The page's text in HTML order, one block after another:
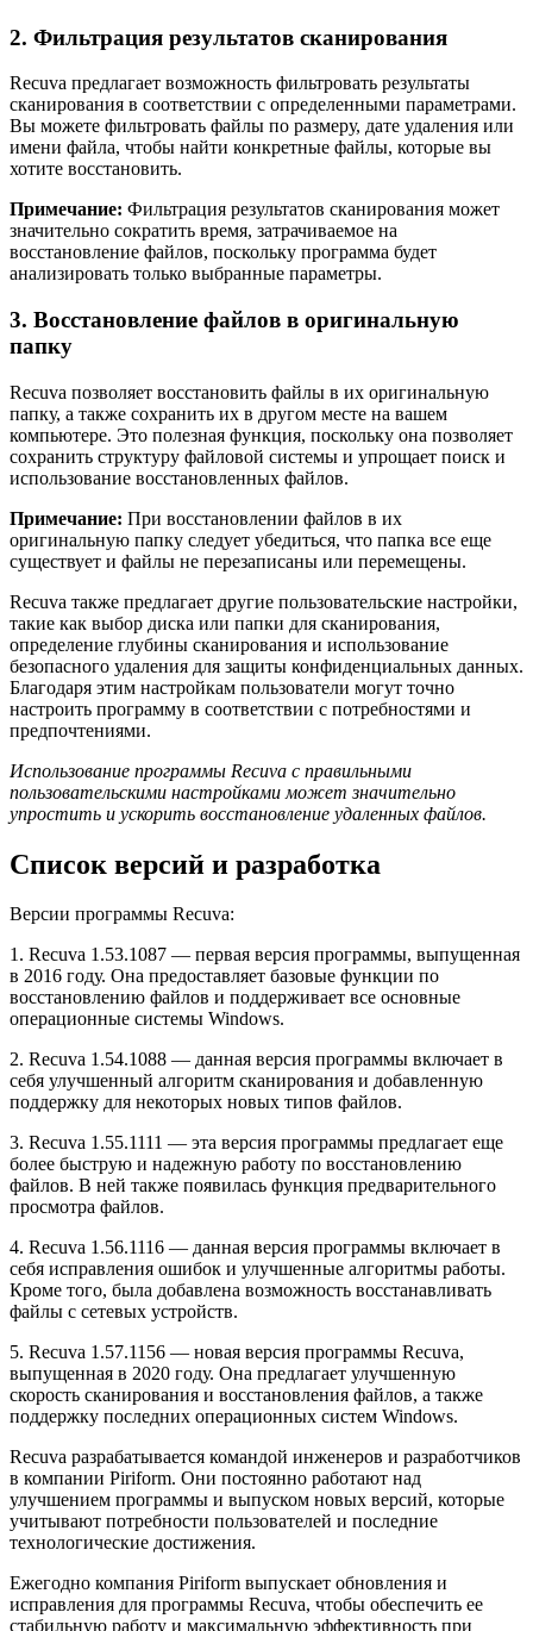
2. Фильтрация результатов сканирования
Recuva предлагает возможность фильтровать результаты
сканирования в соответствии с определенными параметрами.
Вы можете фильтровать файлы по размеру, дате удаления или
имени файла, чтобы найти конкретные файлы, которые вы
хотите восстановить.
Примечание: Фильтрация результатов сканирования может
значительно сократить время, затрачиваемое на
восстановление файлов, поскольку программа будет
анализировать только выбранные параметры.
3. Восстановление файлов в оригинальную
папку
Recuva позволяет восстановить файлы в их оригинальную
папку, а также сохранить их в другом месте на вашем
компьютере. Это полезная функция, поскольку она позволяет
сохранить структуру файловой системы и упрощает поиск и
использование восстановленных файлов.
Примечание: При восстановлении файлов в их
оригинальную папку следует убедиться, что папка все еще
существует и файлы не перезаписаны или перемещены.
Recuva также предлагает другие пользовательские настройки,
такие как выбор диска или папки для сканирования,
определение глубины сканирования и использование
безопасного удаления для защиты конфиденциальных данных.
Благодаря этим настройкам пользователи могут точно
настроить программу в соответствии с потребностями и
предпочтениями.
Использование программы Recuva с правильными
пользовательскими настройками может значительно
упростить и ускорить восстановление удаленных файлов.
Список версий и разработка
Версии программы Recuva:
1. Recuva 1.53.1087 — первая версия программы, выпущенная
в 2016 году. Она предоставляет базовые функции по
восстановлению файлов и поддерживает все основные
операционные системы Windows.
2. Recuva 1.54.1088 — данная версия программы включает в
себя улучшенный алгоритм сканирования и добавленную
поддержку для некоторых новых типов файлов.
3. Recuva 1.55.1111 — эта версия программы предлагает еще
более быструю и надежную работу по восстановлению
файлов. В ней также появилась функция предварительного
просмотра файлов.
4. Recuva 1.56.1116 — данная версия программы включает в
себя исправления ошибок и улучшенные алгоритмы работы.
Кроме того, была добавлена возможность восстанавливать
файлы с сетевых устройств.
5. Recuva 1.57.1156 — новая версия программы Recuva,
выпущенная в 2020 году. Она предлагает улучшенную
скорость сканирования и восстановления файлов, а также
поддержку последних операционных систем Windows.
Recuva разрабатывается командой инженеров и разработчиков
в компании Piriform. Они постоянно работают над
улучшением программы и выпуском новых версий, которые
учитывают потребности пользователей и последние
технологические достижения.
Ежегодно компания Piriform выпускает обновления и
исправления для программы Recuva, чтобы обеспечить ее
стабильную работу и максимальную эффективность при